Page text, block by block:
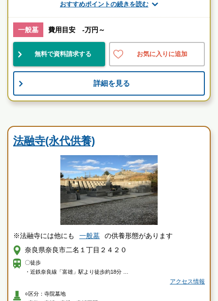
おすすめポイントの続きを読む
現地を見学して実際の雰囲気をお確かめください
霊園墓地のプロフェッショナルが無料でご案内いたしま
法融寺墓地の特徴
法融寺墓地のまとめ
一般墓 費用目安 -万円～
無料で資料請求する お気に入りに追加
詳細を見る
法融寺(永代供養)
※法融寺には他にも 一般墓
の供養形態があります
奈良県奈良市二名１丁目２４２０
〇徒歩
・近鉄奈良線「富雄」駅より徒歩約18分
〇車
・近鉄奈良線「富雄」駅より約8分
アクセス情報
○区分：寺院墓地